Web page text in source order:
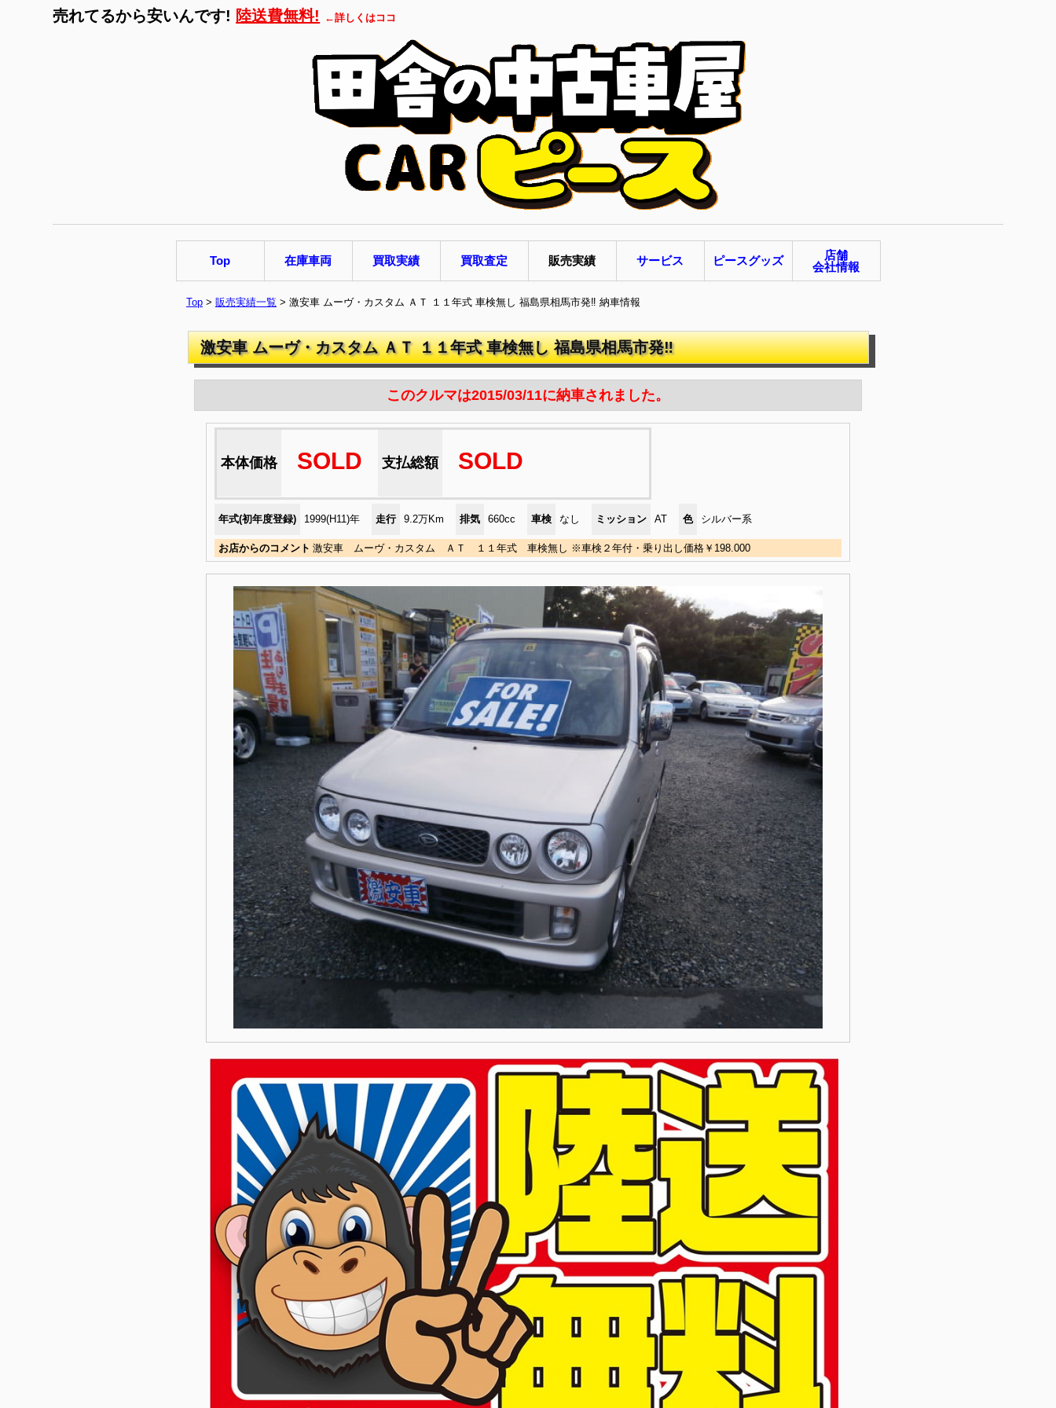
売れてるから安いんです! 陸送費無料! ←詳しくはココ
Top 在庫車両 買取実績 買取査定 販売実績 サービス ピースグッズ
店舗
会社情報
Top > 販売実績一覧 > 激安車 ムーヴ・カスタム ＡＴ １１年式 車検無し 福島県相馬市発‼ 納車情報
激安車 ムーヴ・カスタム ＡＴ １１年式 車検無し 福島県相馬市発‼
このクルマは2015/03/11に納車されました。
本体価格 SOLD 支払総額 SOLD
年式(初年度登録) 1999(H11)年 走行 9.2万Km 排気 660cc 車検 なし ミッション AT 色 シルバー系
お店からのコメント 激安車 ムーヴ・カスタム ＡＴ １１年式 車検無し ※車検２年付・乗り出し価格￥198.000